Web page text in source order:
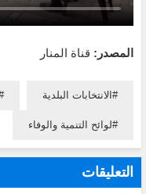
المصدر: قناة المنار
الانتخابات البلدية
لوائح التنمية والوفاء
التعليقات